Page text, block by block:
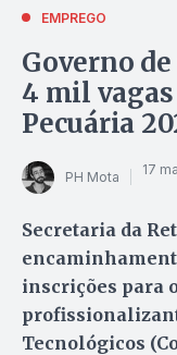
EMPREGO
Governo
4 mil
Pecuária
PH Mota 17
Secretaria da
inscrições para
Tecnológicos